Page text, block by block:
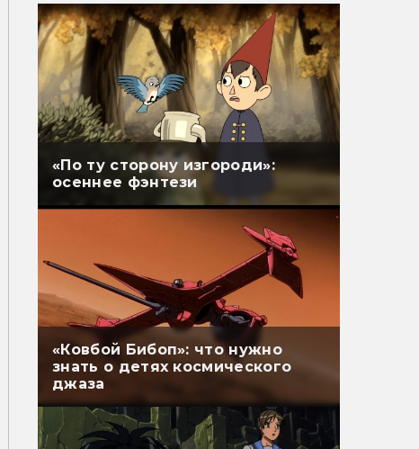
«По ту сторону изгороди»:
осеннее фэнтези
«Ковбой Бибоп»: что нужно
знать о детях космического
джаза